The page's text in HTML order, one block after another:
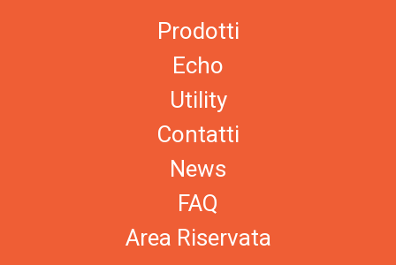
Prodotti
Echo
Utility
Contatti
News
FAQ
Area Riservata